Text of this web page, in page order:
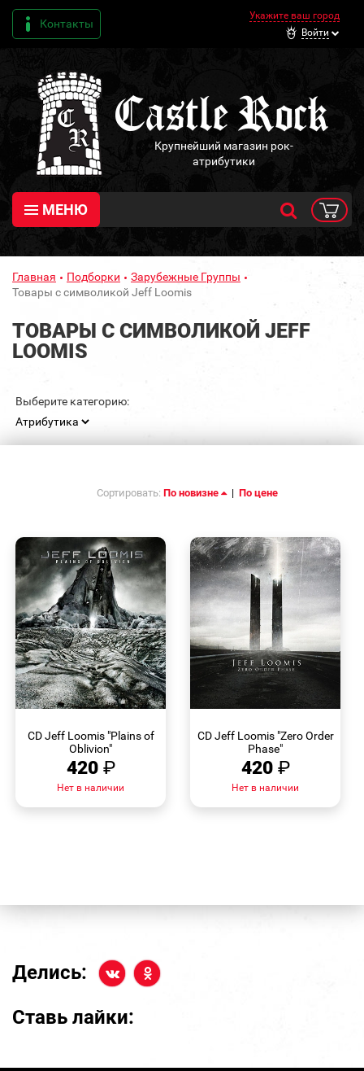
Контакты
Укажите ваш город
Войти
Крупнейший магазин рок-
атрибутики
МЕНЮ
Главная Подборки
Зарубежные Группы
Товары с символикой Jeff Loomis
ТОВАРЫ С СИМВОЛИКОЙ JEFF
LOOMIS
Выберите категорию:
Сортировать: По новизне | По цене
CD Jeff Loomis "Plains of
Oblivion"
420 ₽
Нет в наличии
CD Jeff Loomis "Zero Order
Phase"
420 ₽
Нет в наличии
Делись:
Ставь лайки: